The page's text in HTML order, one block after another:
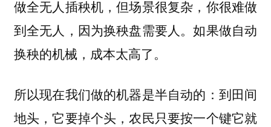
做全无人插秧机，但场景很复杂，你很难做
到全无人，因为换秧盘需要人。如果做自动
换秧的机械，成本太高了。
所以现在我们做的机器是半自动的：到田间
地头，它要掉个头，农民只要按一个键它就